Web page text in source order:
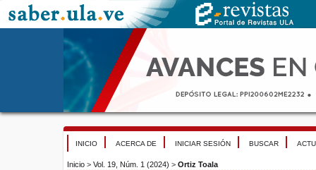
INICIO ACERCA DE INICIAR SESIÓN BUSCAR
Inicio > Vol. 19, Núm. 1 (2024) > Ortiz Toala